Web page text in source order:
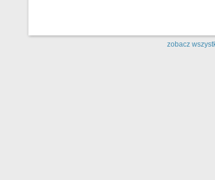
zobacz